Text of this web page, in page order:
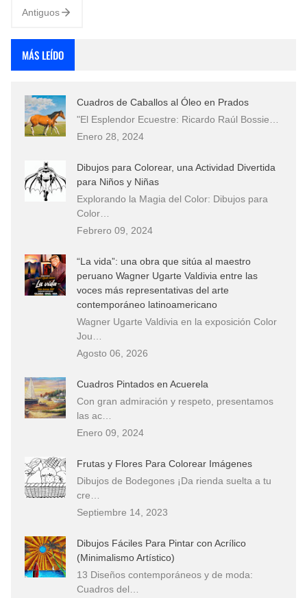
Antiguos
MÁS LEÍDO
Cuadros de Caballos al Óleo en Prados
"El Esplendor Ecuestre: Ricardo Raúl Bossie…
Enero 28, 2024
Dibujos para Colorear, una Actividad Divertida
para Niños y Niñas
Explorando la Magia del Color: Dibujos para
Color…
Febrero 09, 2024
“La vida”: una obra que sitúa al maestro
peruano Wagner Ugarte Valdivia entre las
voces más representativas del arte
contemporáneo latinoamericano
Wagner Ugarte Valdivia en la exposición Color
Jou…
Agosto 06, 2026
Cuadros Pintados en Acuerela
Con gran admiración y respeto, presentamos
las ac…
Enero 09, 2024
Frutas y Flores Para Colorear Imágenes
Dibujos de Bodegones ¡Da rienda suelta a tu
cre…
Septiembre 14, 2023
Dibujos Fáciles Para Pintar con Acrílico
(Minimalismo Artístico)
13 Diseños contemporáneos y de moda:
Cuadros del…